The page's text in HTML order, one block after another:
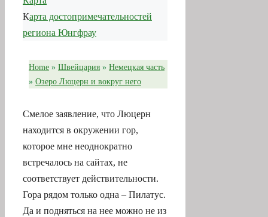
Карта достопримечательностей
региона Юнгфрау
Home » Швейцария » Немецкая часть
» Озеро Люцерн и вокруг него
Смелое заявление, что Люцерн
находится в окружении гор,
которое мне неоднократно
встречалось на сайтах, не
соответствует действительности.
Гора рядом только одна – Пилатус.
Да и подняться на нее можно не из